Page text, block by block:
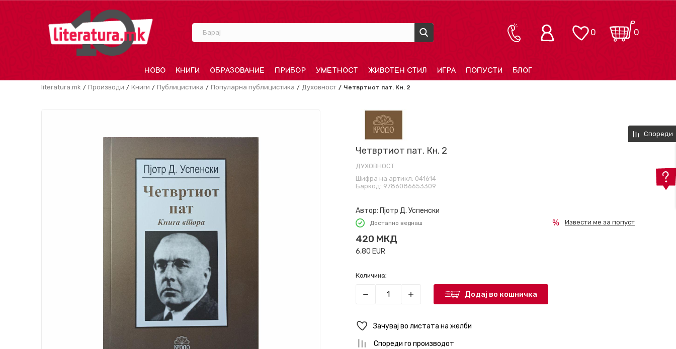
Барај 0
0
НОВО КНИГИ ОБРАЗОВАНИЕ ПРИБОР УМЕТНОСТ ЖИВОТЕН СТИЛ ИГРА ПОПУСТИ БЛОГ
literatura.mk Производи Книги Публицистика Популарна публицистика Духовност Четвртиот пат. Кн. 2
Четвртиот пат. Кн. 2
ДУХОВНОСТ
Шифра на артикл: 041614
Баркод: 9786086653309
Автор: Пјотр Д. Успенски
Достапно веднаш
420 МКД
6,80 EUR
Извести ме за попуст
Количина:
Додај во кошничка
Зачувај во листата на желби
Спореди го производот
Спореди